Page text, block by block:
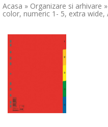
Acasa » Organizare si arhivare
color, numeric 1- 5, extra